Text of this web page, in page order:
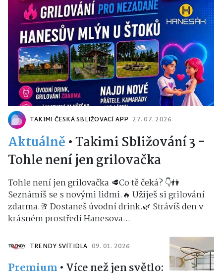
TAKIMI ČESKÁ SBLIŽOVACÍ APP 27. 07. 2026
Aktuálně •Takimi Sbližování 3 -
Tohle není jen grilovačka
Tohle není jen grilovačka 🥩Co tě čeká? 👇👫
Seznámíš se s novými lidmi.🔥 Užiješ si grilování
zdarma.🥂 Dostaneš úvodní drink.🌿 Strávíš den v
krásném prostředí Hanesova...
TRENDY SVÍTIDLA 09. 01. 2026
Premium • Více než jen světlo: